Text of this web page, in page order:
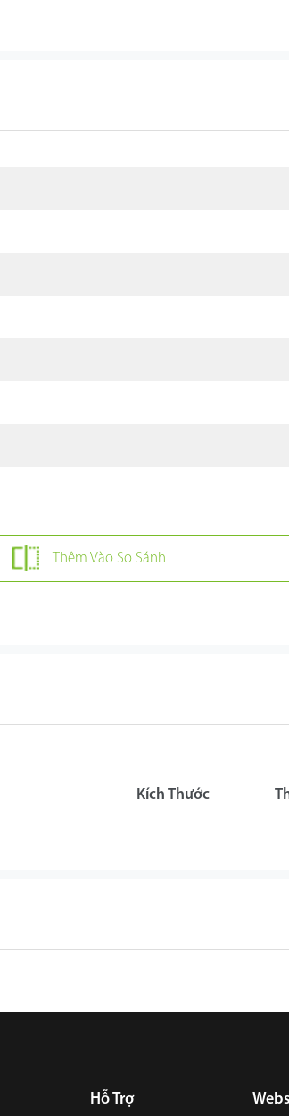
Thêm Vào So Sánh
Kích Thước
Hỗ Trợ